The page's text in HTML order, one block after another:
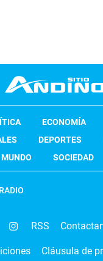
ECONOMÍA
DEPORTES
MUNDO SOCIEDAD
RSS
Cláusula de